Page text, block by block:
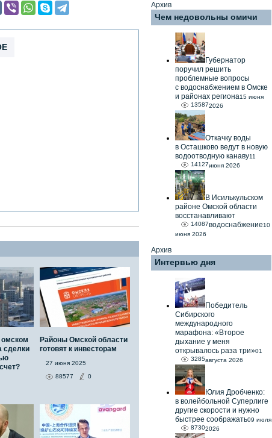
омском
сделки
Районы Омской области
готовят к инвесторам
27 июня 2025
88577
0
Архив
Чем недовольны омичи
Губернатор
поручил решить
проблемные вопросы
с водоснабжением в Омске
и районах региона
13587
15 июня
2026
Откачку воды
в Осташково ведут в новую
водоотводную канаву
14127
11
июня 2026
В Исилькульском
районе Омской области
восстанавливают
водоснабжение
14087
10
июня 2026
Архив
Интервью дня
Победитель
Сибирского
международного
марафона: «Второе
дыхание у меня
открывалось раза три»
3285
01
августа 2026
Юлия Дробченко:
в волейбольной Суперлиге
другие скорости и нужно
быстрее соображать
8730
09 июля
2026